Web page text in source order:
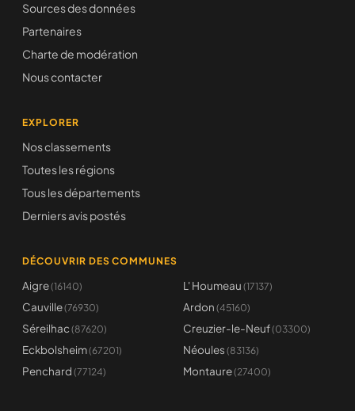
Sources des données
Partenaires
Charte de modération
Nous contacter
EXPLORER
Nos classements
Toutes les régions
Tous les départements
Derniers avis postés
DÉCOUVRIR DES COMMUNES
Aigre(16140) L' Houmeau (17137)
Cauville(76930) Ardon (45160)
Séreilhac (87620) Creuzier-le-Neuf(03300)
Eckbolsheim(67201) Néoules (83136)
Penchard (77124) Montaure(27400)